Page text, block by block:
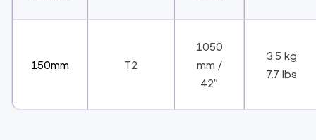
150mm T2
1050
mm /
42″
3.5 kg
7.7 lbs